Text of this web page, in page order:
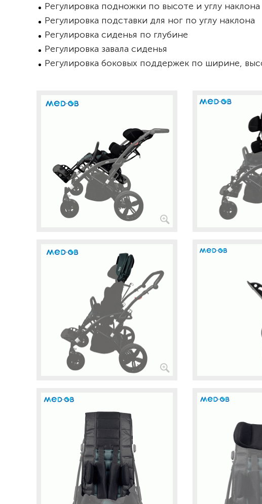
Регулировка подножки по высоте и углу наклона
Регулировка подставки для ног по углу наклона
Регулировка сиденья по глубине
Регулировка завала сиденья
Регулировка боковых поддержек по ширине,